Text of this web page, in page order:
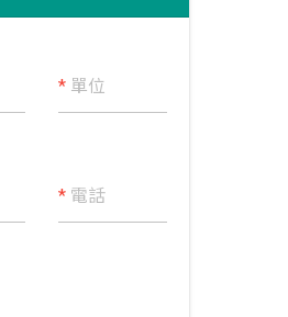
* 單位
* 電話